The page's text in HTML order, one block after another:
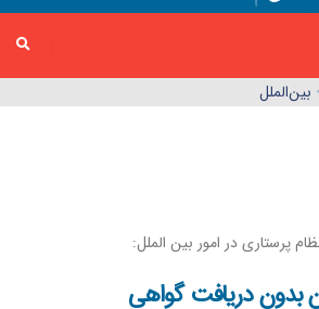
بین‌الملل
پرستاری در امور بین الملل:
بدون دریافت گواهی